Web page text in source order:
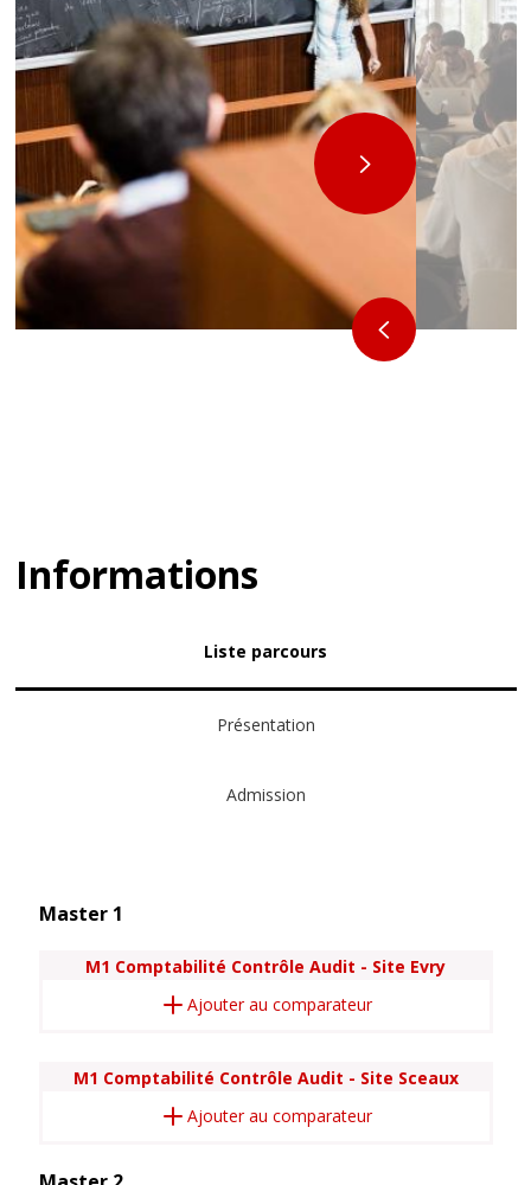
Informations
Liste parcours
Présentation
Admission
Master 1
M1 Comptabilité Contrôle Audit - Site Evry
Ajouter au comparateur
M1 Comptabilité Contrôle Audit - Site Sceaux
Ajouter au comparateur